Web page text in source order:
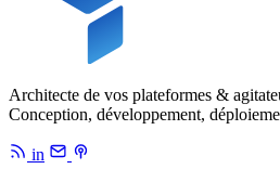
Architecte de vos plateformes &
Conception, développement,
in